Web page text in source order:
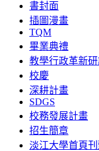
書封面
插圖漫畫
TQM
畢業典禮
教學行政革新
校慶
深耕計畫
SDGS
校務發展計畫
招生簡章
淡江大學首頁刊